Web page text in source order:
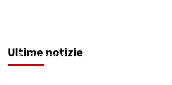
Ultime notizie
Giuseppe Recca